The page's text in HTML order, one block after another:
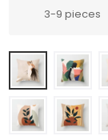
3-9 pieces